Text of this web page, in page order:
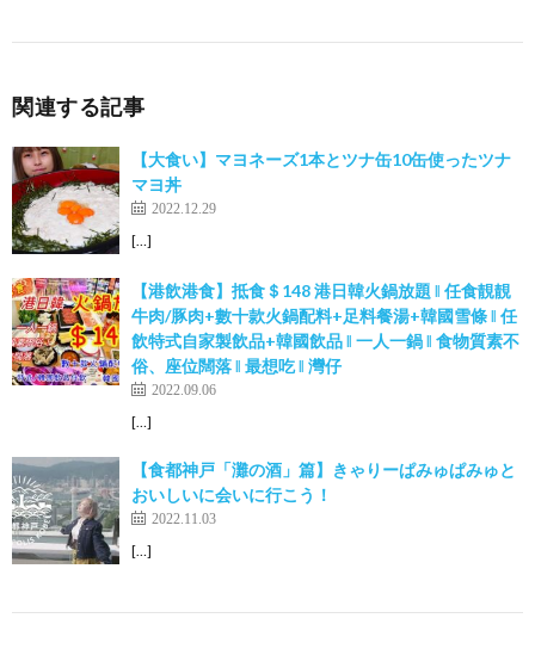
関連する記事
【大食い】マヨネーズ1本とツナ缶10缶使ったツナ
マヨ丼
2022.12.29
[…]
【港飲港食】抵食＄148 港日韓火鍋放題 ‖ 任食靚靚
牛肉/豚肉+數十款火鍋配料+足料餐湯+韓國雪條 ‖ 任
飲特式自家製飲品+韓國飲品 ‖ 一人一鍋 ‖ 食物質素不
俗、座位闊落 ‖ 最想吃 ‖ 灣仔
2022.09.06
[…]
【食都神戸「灘の酒」篇】きゃりーぱみゅぱみゅと
おいしいに会いに行こう！
2022.11.03
[…]